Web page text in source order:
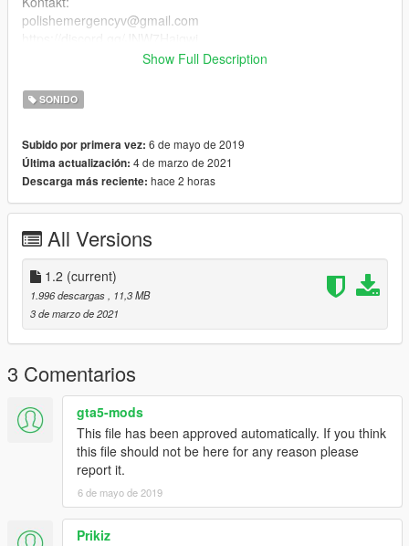
polishemergencyv@gmail.com
https://www.facebook.com/PolishEmergencyV
Wersja 1.1:
Uproszczona instalacja.
Wersja 1.2:
Zmniejszona masa pliku, uproszczona instalacja.
[ENG]
This modification contains the siren FSV AS 320 DIG PO, which
is used for example in Poland. The siren has 4 tones + airhorn
and dual tone horn (fiamm), which can be used as auxilary
siren (6 in the ELS). Everything is explained in the instruction.
Instruction PL/ENG
Concact:
polishemergencyv@gmail.com
https://discord.gg/JNW7Hajgwj
https://www.facebook.com/PolishEmergencyV
Version 1.1:
Easier installation.
Version 1.2:
Reduced file size and easier installation.
Show Full Description
SONIDO
Subido por primera vez: 6 de mayo de 2019
Última actualización: 4 de marzo de 2021
Descarga más reciente: hace 2 horas
All Versions
1.2 (current)
1.996 descargas, 11,3 MB
3 de marzo de 2021
3 Comentarios
gta5-mods
This file has been approved automatically. If you think
this file should not be here for any reason please
report it.
6 de mayo de 2019
Prikiz